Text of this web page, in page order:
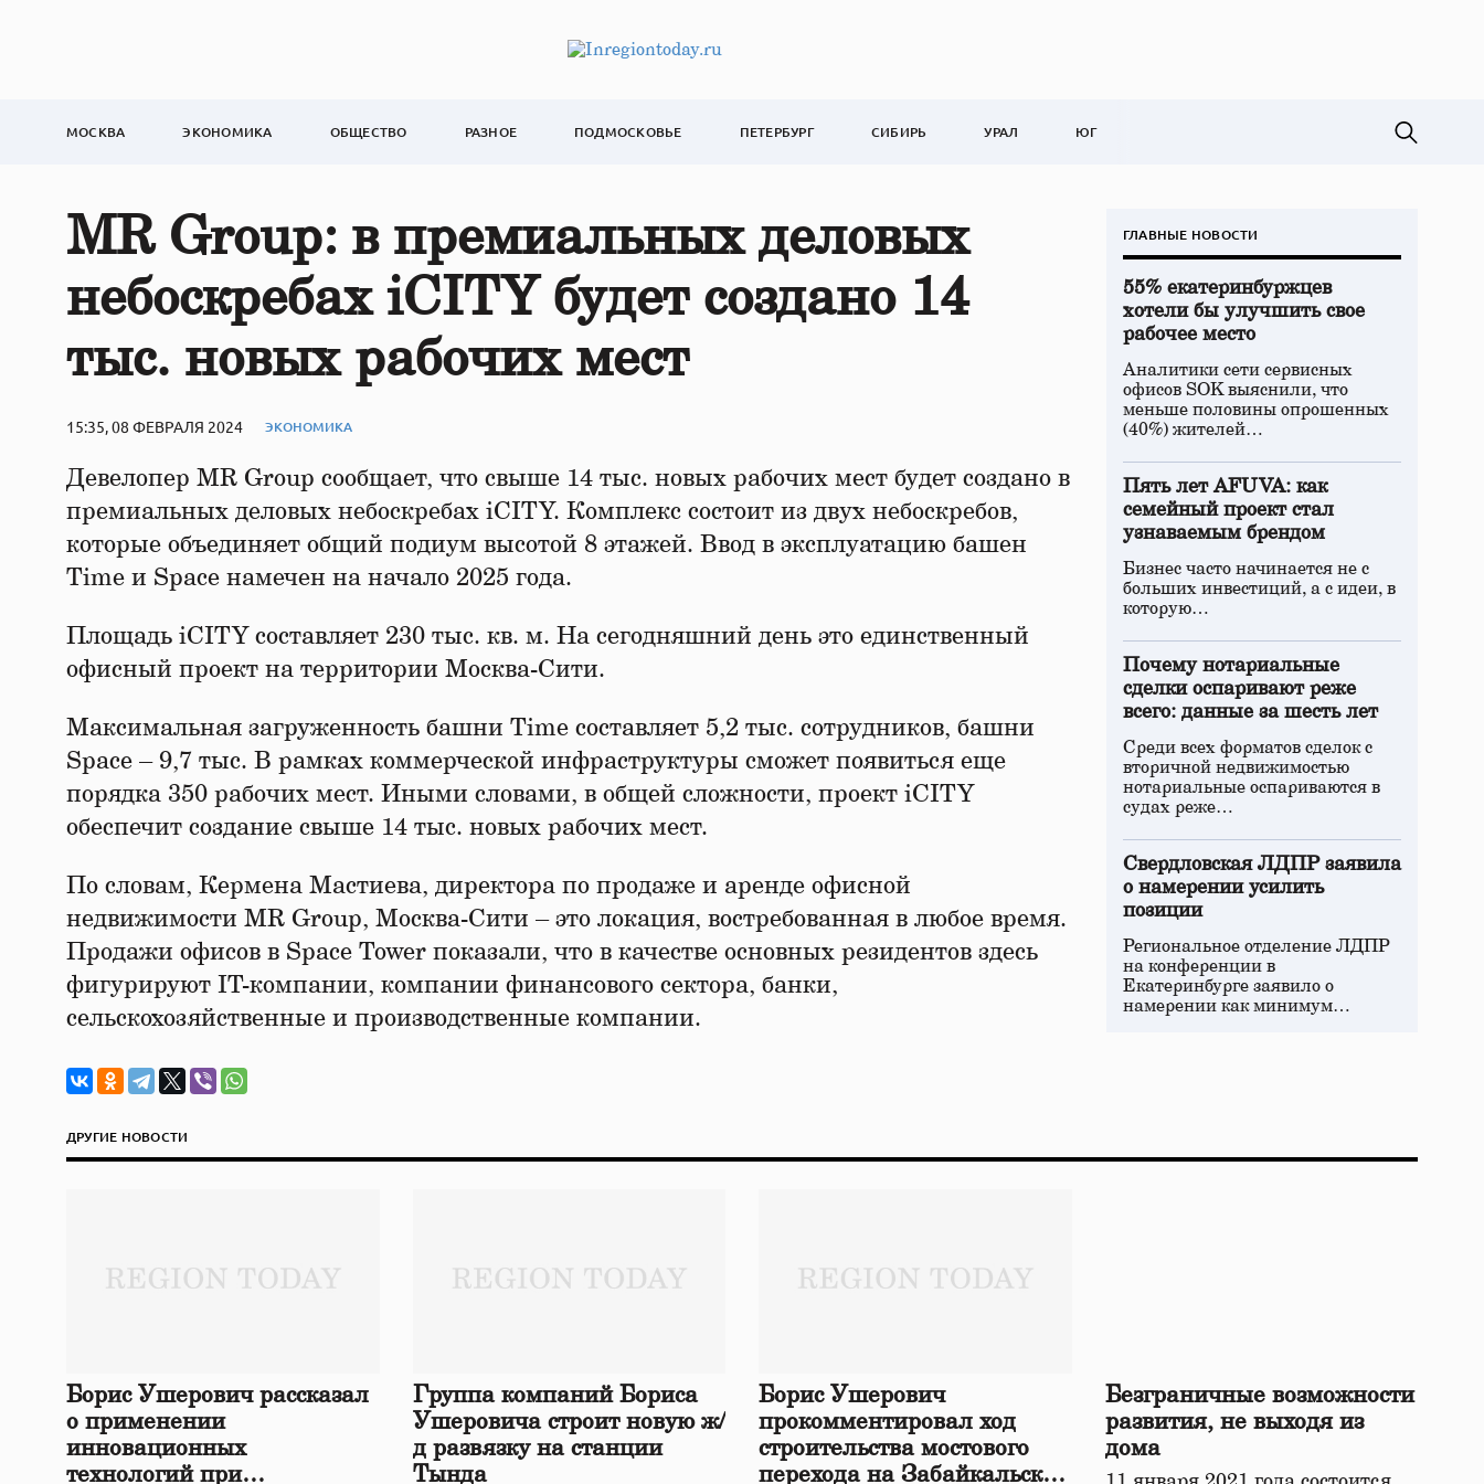
МОСКВА ЭКОНОМИКА ОБЩЕСТВО РАЗНОЕ ПОДМОСКОВЬЕ ПЕТЕРБУРГ СИБИРЬ УРАЛ ЮГ
MR Group: в премиальных деловых
небоскребах iCITY будет создано 14
тыс. новых рабочих мест
15:35, 08 ФЕВРАЛЯ 2024 ЭКОНОМИКА
Девелопер MR Group сообщает, что свыше 14 тыс. новых рабочих мест будет создано в
премиальных деловых небоскребах iCITY. Комплекс состоит из двух небоскребов,
которые объединяет общий подиум высотой 8 этажей. Ввод в эксплуатацию башен
Time и Space намечен на начало 2025 года.
Площадь iCITY составляет 230 тыс. кв. м. На сегодняшний день это единственный
офисный проект на территории Москва-Сити.
Максимальная загруженность башни Time составляет 5,2 тыс. сотрудников, башни
Space – 9,7 тыс. В рамках коммерческой инфраструктуры сможет появиться еще
порядка 350 рабочих мест. Иными словами, в общей сложности, проект iCITY
обеспечит создание свыше 14 тыс. новых рабочих мест.
По словам, Кермена Мастиева, директора по продаже и аренде офисной
недвижимости MR Group, Москва-Сити – это локация, востребованная в любое время.
Продажи офисов в Space Tower показали, что в качестве основных резидентов здесь
фигурируют IT-компании, компании финансового сектора, банки,
сельскохозяйственные и производственные компании.
ГЛАВНЫЕ НОВОСТИ
55% екатеринбуржцев
хотели бы улучшить свое
рабочее место
Аналитики сети сервисных
офисов SOK выяснили, что
меньше половины опрошенных
(40%) жителей…
Пять лет AFUVA: как
семейный проект стал
узнаваемым брендом
Бизнес часто начинается не с
больших инвестиций, а с идеи, в
которую…
Почему нотариальные
сделки оспаривают реже
всего: данные за шесть лет
Среди всех форматов сделок с
вторичной недвижимостью
нотариальные оспариваются в
судах реже…
Свердловская ЛДПР заявила
о намерении усилить
позиции
Региональное отделение ЛДПР
на конференции в
Екатеринбурге заявило о
намерении как минимум…
ДРУГИЕ НОВОСТИ
Борис Ушерович рассказал
о применении
инновационных
технологий при
Группа компаний Бориса
Ушеровича строит новую ж/
д развязку на станции
Тында
Борис Ушерович
прокомментировал ход
строительства мостового
перехода на Забайкальской
Безграничные возможности
развития, не выходя из
дома